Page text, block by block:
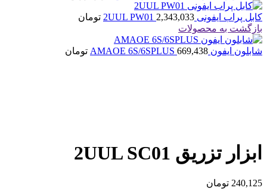
کابل پراب ایفونی 2UUL PW01 2,343,033
تومان
بازگشت به محصولات
شابلون ایفون AMAOE 6S/6SPLUS 669,438
تومان
ابزار تزریق 2UUL SC01
240,125 تومان